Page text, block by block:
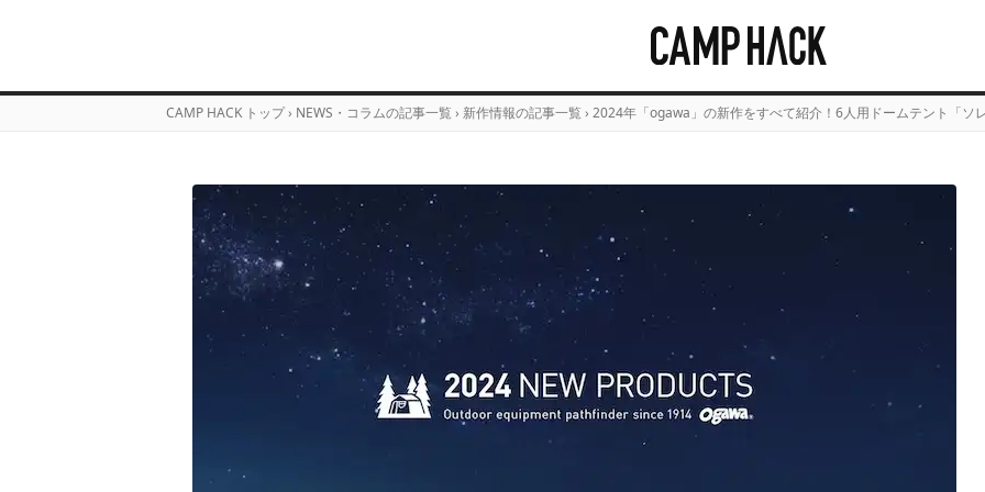
CAMP HACK トップ › NEWS・コラムの記事一覧 › 新作情報の記事一覧 › 2024年「ogawa」の新作をすべて紹介！6人用ドームテント「ソ